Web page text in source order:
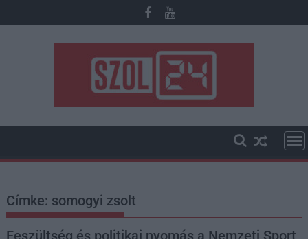
to
Címke: somogyi zsolt
Feszültség és politikai nyomás a Nemzeti Sport